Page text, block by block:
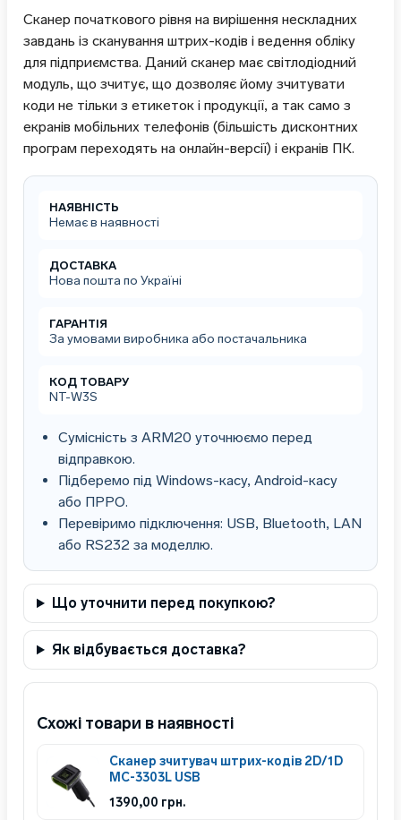
Сканер початкового рівня на вирішення нескладних
завдань із сканування штрих-кодів і ведення обліку
для підприємства. Даний сканер має світлодіодний
модуль, що зчитує, що дозволяє йому зчитувати
коди не тільки з етикеток і продукції, а так само з
екранів мобільних телефонів (більшість дисконтних
програм переходять на онлайн-версії) і екранів ПК.
НАЯВНІСТЬ
Немає в наявності
ДОСТАВКА
Нова пошта по Україні
ГАРАНТІЯ
За умовами виробника або постачальника
КОД ТОВАРУ
NT-W3S
Сумісність з ARM20 уточнюємо перед
відправкою.
Підберемо під Windows-касу, Android-касу
або ПРРО.
Перевіримо підключення: USB, Bluetooth, LAN
або RS232 за моделлю.
Що уточнити перед покупкою?
Як відбувається доставка?
Схожі товари в наявності
Сканер зчитувач штрих-кодів 2D/1D
MC-3303L USB
1390,00 грн.